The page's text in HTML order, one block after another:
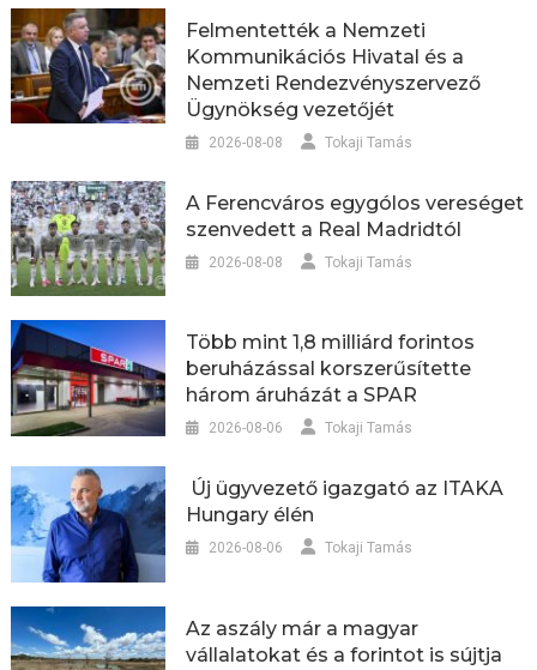
Felmentették a Nemzeti
Kommunikációs Hivatal és a
Nemzeti Rendezvényszervező
Ügynökség vezetőjét
2026-08-08 Tokaji Tamás
A Ferencváros egygólos vereséget
szenvedett a Real Madridtól
2026-08-08 Tokaji Tamás
Több mint 1,8 milliárd forintos
beruházással korszerűsítette
három áruházát a SPAR
2026-08-06 Tokaji Tamás
Új ügyvezető igazgató az ITAKA
Hungary élén
2026-08-06 Tokaji Tamás
Az aszály már a magyar
vállalatokat és a forintot is sújtja